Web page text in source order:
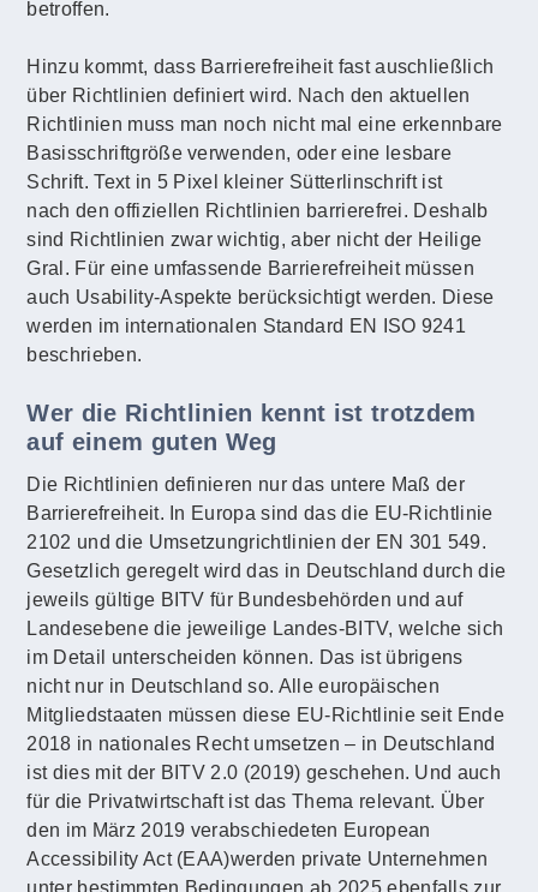
betroffen.
Hinzu kommt, dass Barrierefreiheit fast auschließlich
über Richtlinien definiert wird. Nach den aktuellen
Richtlinien muss man noch nicht mal eine erkennbare
Basisschriftgröße verwenden, oder eine lesbare
Schrift. Text in 5 Pixel kleiner Sütterlinschrift ist
nach den offiziellen Richtlinien barrierefrei. Deshalb
sind Richtlinien zwar wichtig, aber nicht der Heilige
Gral. Für eine umfassende Barrierefreiheit müssen
auch Usability-Aspekte berücksichtigt werden. Diese
werden im internationalen Standard EN ISO 9241
beschrieben.
Wer die Richtlinien kennt ist trotzdem
auf einem guten Weg
Die Richtlinien definieren nur das untere Maß der
Barrierefreiheit. In Europa sind das die EU-Richtlinie
2102 und die Umsetzungrichtlinien der EN 301 549.
Gesetzlich geregelt wird das in Deutschland durch die
jeweils gültige BITV für Bundesbehörden und auf
Landesebene die jeweilige Landes-BITV, welche sich
im Detail unterscheiden können. Das ist übrigens
nicht nur in Deutschland so. Alle europäischen
Mitgliedstaaten müssen diese EU-Richtlinie seit Ende
2018 in nationales Recht umsetzen – in Deutschland
ist dies mit der BITV 2.0 (2019) geschehen. Und auch
für die Privatwirtschaft ist das Thema relevant. Über
den im März 2019 verabschiedeten European
Accessibility Act (EAA)werden private Unternehmen